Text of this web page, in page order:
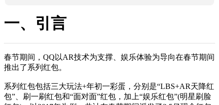
一、引言
春节期间，QQ以AR技术为支撑、娱乐体验为导向在春节期间
推出了系列红包。
系列红包包括三大玩法+年初一彩蛋，分别是“LBS+AR天降红
包”、刷一刷红包和“面对面”红包，加上“娱乐红包”(明星刷脸